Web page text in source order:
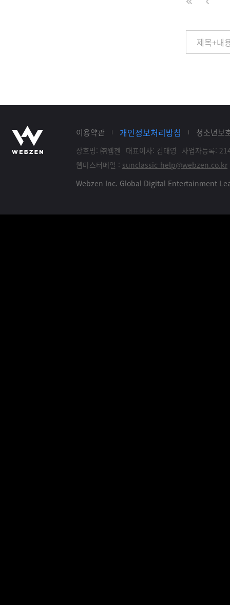
이용약관 개인정보처리방침 청소년보
상호명: ㈜웹젠 대표이사: 김태영
사업자등록:
웹마스터메일 : sunclassic-help@webzen.co.kr
Webzen Inc. Global Digital Entertainment